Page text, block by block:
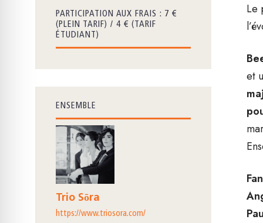
Le
et
PARTICIPATION AUX FRAIS : 7 €
(PLEIN TARIF) / 4 € (TARIF
ÉTUDIANT)
ENSEMBLE
Trio Sōra
https://www.triosora.com/